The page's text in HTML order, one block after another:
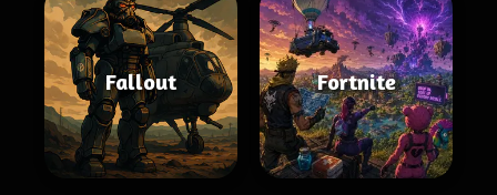
Fallout Fortnite